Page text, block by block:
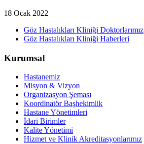
18 Ocak 2022
Göz Hastalıkları Kliniği Doktorlarımız
Göz Hastalıkları Kliniği Haberleri
Kurumsal
Hastanemiz
Misyon & Vizyon
Organizasyon Şeması
Koordinatör Başhekimlik
Hastane Yönetimleri
İdari Birimler
Kalite Yönetimi
Hizmet ve Klinik Akreditasyonlarımız